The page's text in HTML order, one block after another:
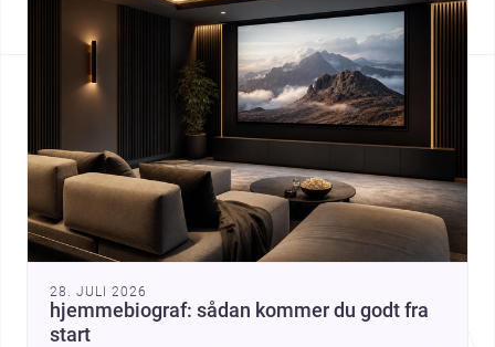
28. JULI 2026
hjemmebiograf: sådan kommer du godt fra
start